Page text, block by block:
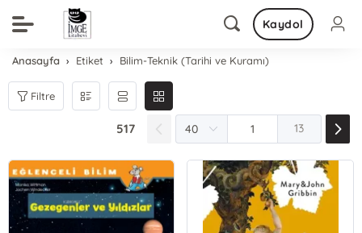
Kaydol
Anasayfa Etiket Bilim-Teknik (Tarihi ve Kuramı)
Filtre
517 13